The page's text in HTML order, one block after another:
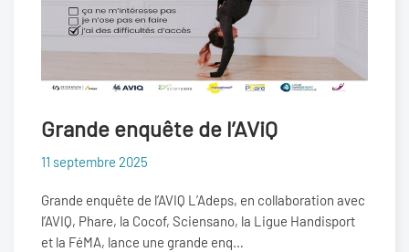
Grande enquête de l’AViQ
11 septembre 2025
Grande enquête de l’AVIQ L’Adeps, en collaboration avec
l’AVIQ, Phare, la Cocof, Sciensano, la Ligue Handisport
et la FéMA, lance une grande enq…